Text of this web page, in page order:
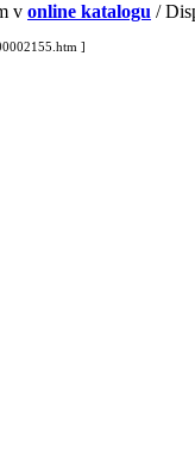
v online katalogu /
]